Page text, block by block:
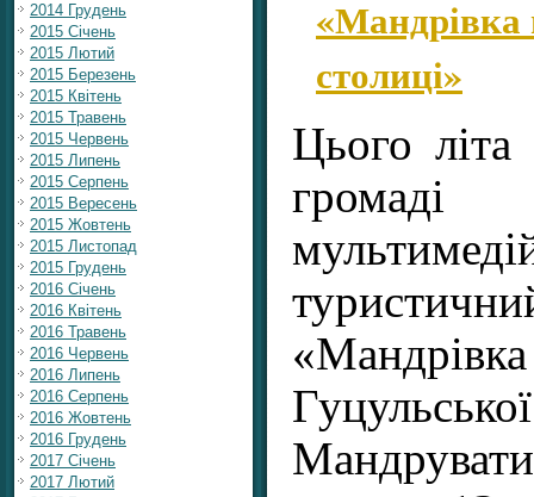
2014 Грудень
2015 Січень
2015 Лютий
2015 Березень
2015 Квітень
2015 Травень
2015 Червень
2015 Липень
2015 Серпень
2015 Вересень
2015 Жовтень
2015 Листопад
2015 Грудень
2016 Січень
2016 Квітень
2016 Травень
2016 Червень
2016 Липень
2016 Серпень
2016 Жовтень
2016 Грудень
2017 Січень
2017 Лютий
«Мандрівка
столиці»
Цього літа